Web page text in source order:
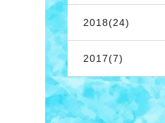
2018(24)
2017(7)